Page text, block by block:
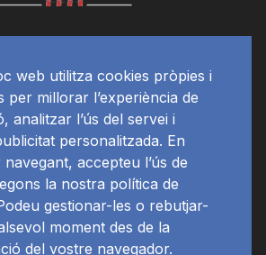
web utilitza cookies pròpies i
per millorar l’experiència de
analitzar l’ús del servei i
personalitzada. En
accepteu l’ús de
la nostra política de
gestionar-les o rebutjar-
moment des de la
del vostre navegador.